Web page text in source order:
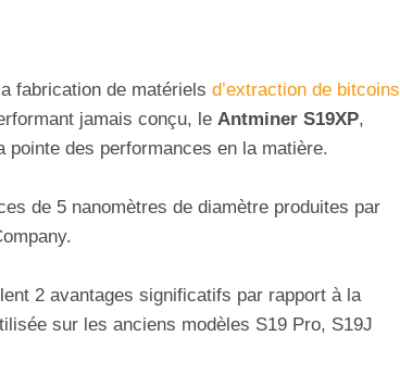
fabrication de matériels d’extraction de bitcoins
jamais conçu, le Antminer S19XP,
pointe des performances en la matière.
de 5 nanomètres de diamètre produites par
2 avantages significatifs par rapport à la
sur les anciens modèles S19 Pro, S19J